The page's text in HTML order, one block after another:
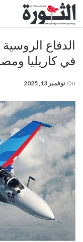
في كاريليا
On نوفمبر 13, 2025